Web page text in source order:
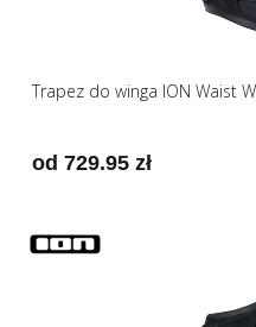
Trapez do winga ION Waist
od 729.95 zł